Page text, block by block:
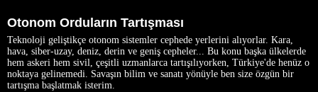
Otonom Orduların Tartışması
Teknoloji geliştikçe otonom sistemler cephede yerlerini alıyorlar. Kara,
hava, siber-uzay, deniz, derin ve geniş cepheler... Bu konu başka ülkelerde
hem askeri hem sivil, çeşitli uzmanlarca tartışılıyorken, Türkiye'de henüz o
noktaya gelinemedi. Savaşın bilim ve sanatı yönüyle ben size özgün bir
tartışma başlatmak isterim.